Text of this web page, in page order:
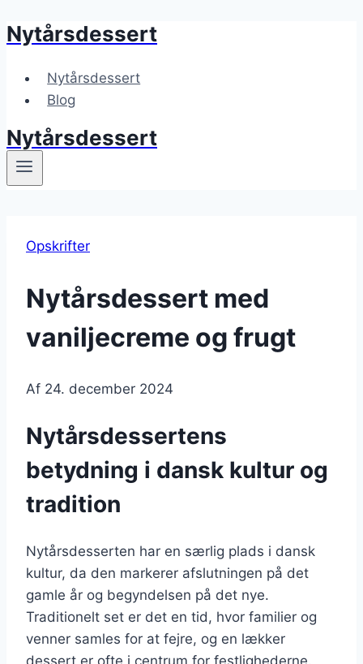
Fortsæt
indhold
Nytårsdessert
Nytårsdessert
Blog
Nytårsdessert
Opskrifter
Nytårsdessert med
vaniljecreme og frugt
Af 24. december 2024
Nytårsdessertens
betydning i dansk kultur og
tradition
Nytårsdesserten har en særlig plads i dansk
kultur, da den markerer afslutningen på det
gamle år og begyndelsen på det nye.
Traditionelt set er det en tid, hvor familier og
venner samles for at fejre, og en lækker
dessert er ofte i centrum for festlighederne.